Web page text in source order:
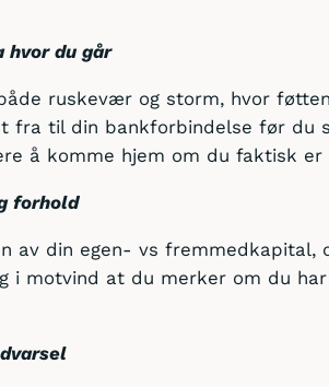
hvor du går
ruskevær og storm, hvor
fra til din bankforbindelse før du
å komme hjem om du faktisk er
forhold
av din egen- vs fremmedkapital,
i motvind at du merker om du